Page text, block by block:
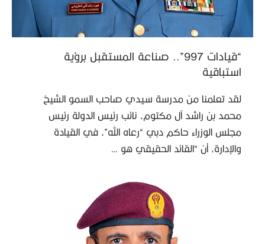
“قيادات 997”.. صناعة المستقبل برؤية
استباقية
لقد تعلمنا من مدرسة سيدي صاحب السمو الشيخ
محمد بن راشد آل مكتوم، نائب رئيس الدولة رئيس
مجلس الوزراء حاكم دبي “رعاه الله”، في القيادة
والإدارة، أن “القائد الحقيقي هو …